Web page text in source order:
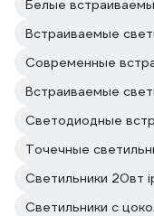
Белые
Встраиваемые
Современные
Встраиваемые
Светодиодные
Точечные
Светильники 20вт
Светильники с